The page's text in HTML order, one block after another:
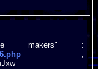
makers" :
;